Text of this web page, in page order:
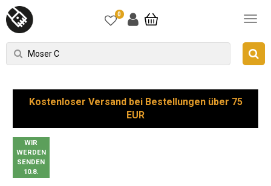
0
Kostenloser Versand bei Bestellungen über 75
EUR
WIR
WERDEN
SENDEN
10.8.